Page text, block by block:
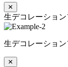
✕
生デコレーショ
生デコレーショ
✕